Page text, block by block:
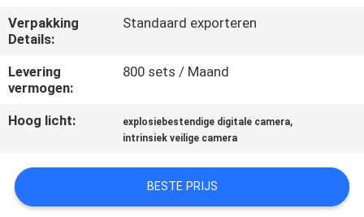
CONTACTEER
ONS
VERZOEK
OM EEN
SITEMAP
Verpakking
Details:
Standaard exporteren
Levering
vermogen:
800 sets / Maand
Hoog licht: explosiebestendige digitale camera,
intrinsiek veilige camera
BESTE PRIJS